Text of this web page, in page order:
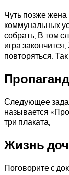
Чуть позже жена
коммунальных
собрать. В том
игра
повторяться.
Следующее
называется
три плаката.
Жизнь
Поговорите с